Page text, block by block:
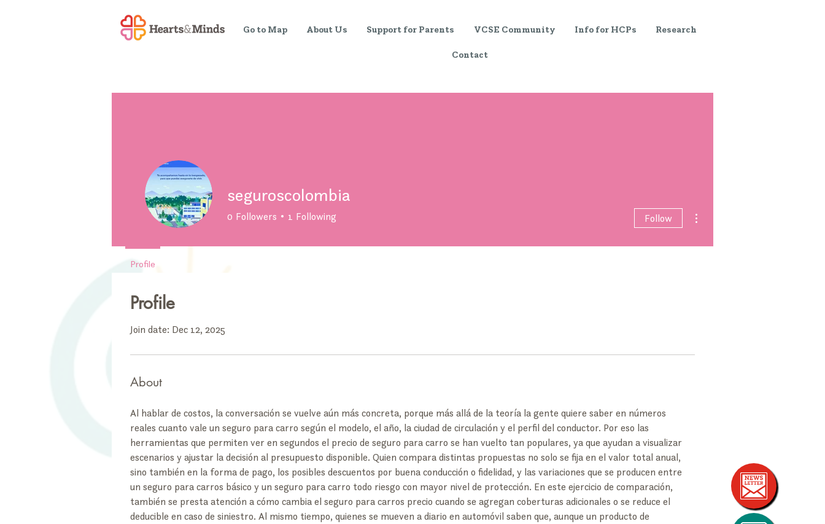
Go to Map About Us Support for Parents VCSE Community Info for HCPs Research
Contact
Profile
Join date: Dec 12, 2025
About
Al hablar de costos, la conversación se vuelve aún más concreta, porque más allá de la teoría la gente quiere saber en números
reales cuanto vale un seguro para carro según el modelo, el año, la ciudad de circulación y el perfil del conductor. Por eso las
herramientas que permiten ver en segundos el precio de seguro para carro se han vuelto tan populares, ya que ayudan a visualizar
escenarios y ajustar la decisión al presupuesto disponible. Quien compara distintas propuestas no solo se fija en el valor total anual,
sino también en la forma de pago, los posibles descuentos por buena conducción o fidelidad, y las variaciones que se producen entre
un seguro para carros básico y un seguro para carro todo riesgo con mayor nivel de protección. En este ejercicio de comparación,
también se presta atención a cómo cambia el seguro para carros precio cuando se agregan coberturas adicionales o se reduce el
deducible en caso de siniestro. Al mismo tiempo, quienes se mueven a diario en automóvil saben que, aunque un producto de
seguroscolombia
0 Followers 1 Following Follow
Profile